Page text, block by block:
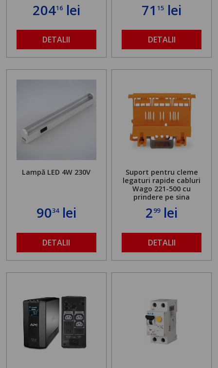
20416lei
DETALII
7115 lei
DETALII
Lampă LED 4W 230V
9034lei
DETALII
Suport pentru cleme
legaturi rapide cabluri
Wago 221-500 cu
prindere pe sina
299lei
DETALII